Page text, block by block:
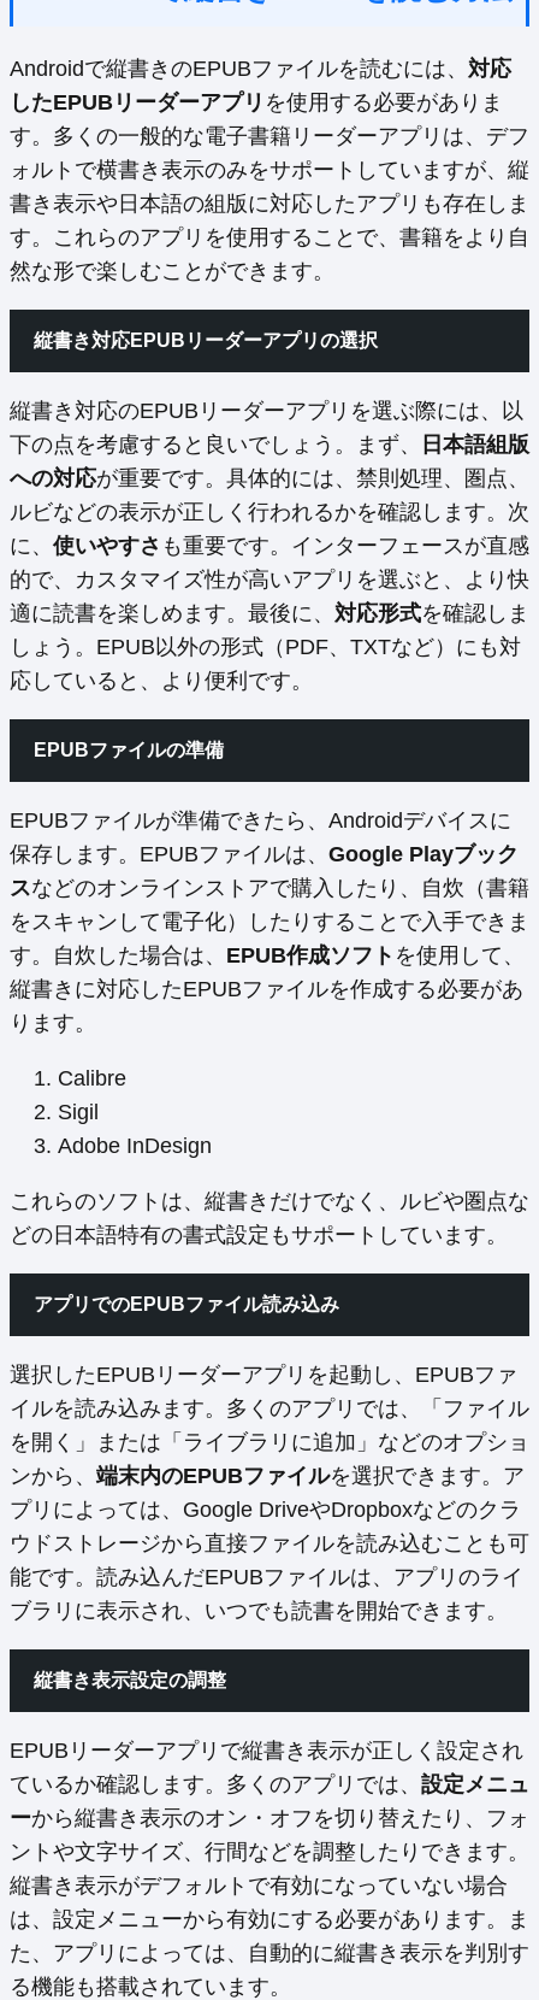
Androidで縦書きのEPUBファイルを読むには、 対応
したEPUBリーダーアプリ を使用する必要がありま
す。多くの一般的な電子書籍リーダーアプリは、デフ
ォルトで横書き表示のみをサポートしていますが、縦
書き表示や日本語の組版に対応したアプリも存在しま
す。これらのアプリを使用することで、書籍をより自
然な形で楽しむことができます。
縦書き対応EPUBリーダーアプリの選択
縦書き対応のEPUBリーダーアプリを選ぶ際には、以
下の点を考慮すると良いでしょう。まず、
日本語組版
への対応が重要です。具体的には、禁則処理、圏点、
ルビなどの表示が正しく行われるかを確認します。次
に、 使いやすさ も重要です。インターフェースが直感
的で、カスタマイズ性が高いアプリを選ぶと、より快
適に読書を楽しめます。最後に、 対応形式を確認しま
しょう。EPUB以外の形式（PDF、TXTなど）にも対
応していると、より便利です。
EPUBファイルの準備
EPUBファイルが準備できたら、Androidデバイスに
保存します。EPUBファイルは、 Google Playブック
スなどのオンラインストアで購入したり、自炊（書籍
をスキャンして電子化）したりすることで入手できま
す。自炊した場合は、 EPUB作成ソフト を使用して、
縦書きに対応したEPUBファイルを作成する必要があ
ります。
Calibre
Sigil
Adobe InDesign
これらのソフトは、縦書きだけでなく、ルビや圏点な
どの日本語特有の書式設定もサポートしています。
アプリでのEPUBファイル読み込み
選択したEPUBリーダーアプリを起動し、EPUBファ
イルを読み込みます。多くのアプリでは、「ファイル
を開く」または「ライブラリに追加」などのオプショ
ンから、 端末内のEPUBファイルを選択できます。ア
プリによっては、Google DriveやDropboxなどのクラ
ウドストレージから直接ファイルを読み込むことも可
能です。読み込んだEPUBファイルは、アプリのライ
ブラリに表示され、いつでも読書を開始できます。
縦書き表示設定の調整
EPUBリーダーアプリで縦書き表示が正しく設定され
ているか確認します。多くのアプリでは、 設定メニュ
ーから縦書き表示のオン・オフを切り替えたり、フォ
ントや文字サイズ、行間などを調整したりできます。
縦書き表示がデフォルトで有効になっていない場合
は、設定メニューから有効にする必要があります。ま
た、アプリによっては、自動的に縦書き表示を判別す
る機能も搭載されています。